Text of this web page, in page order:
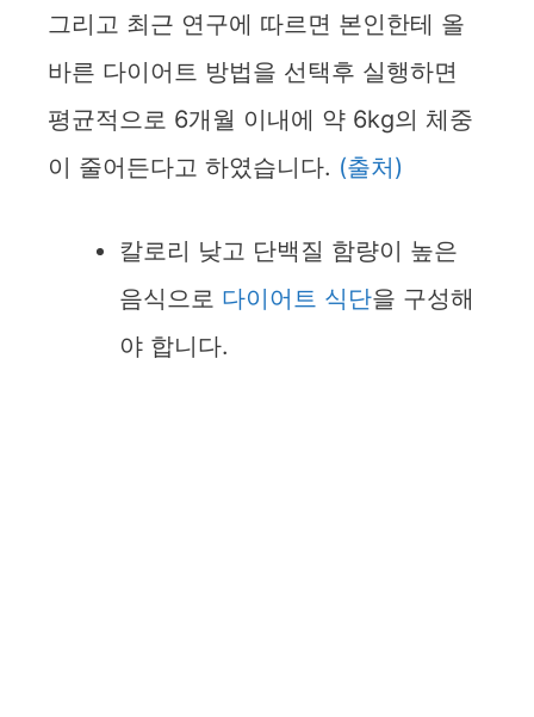
그리고 최근 연구에 따르면 본인한테 올
바른 다이어트 방법을 선택후 실행하면
평균적으로 6개월 이내에 약 6kg의 체중
이 줄어든다고 하였습니다. (출처)
칼로리 낮고 단백질 함량이 높은
음식으로 다이어트 식단을 구성해
야 합니다.